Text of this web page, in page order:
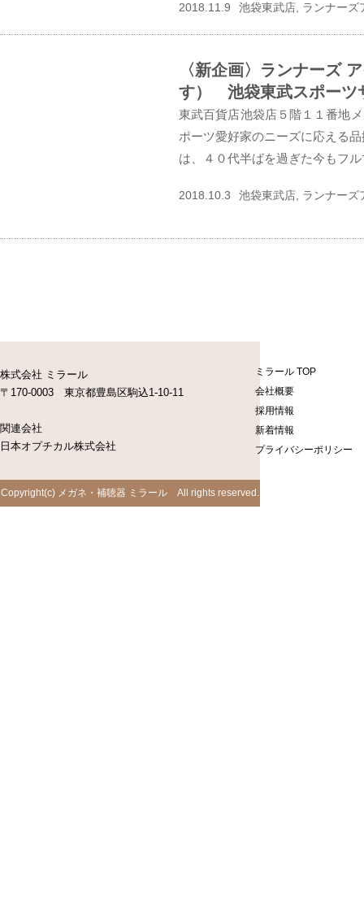
2018.11.9 池袋東武店, ランナーズ
〈新企画〉ランナーズ
す） 池袋東武スポー
東武百貨店池袋店５階１１番地
ポーツ愛好家のニーズに応える
は、４０代半ばを過ぎた今もフ
2018.10.3 池袋東武店, ランナーズ
株式会社 ミラール
〒170-0003 東京都豊島区駒込1-10-11
関連会社
日本オプチカル株式会社
ミラール TOP
会社概要
採用情報
新着情報
プライバシーポリシー
Copyright(c) メガネ・補聴器 ミラール All rights reserved.